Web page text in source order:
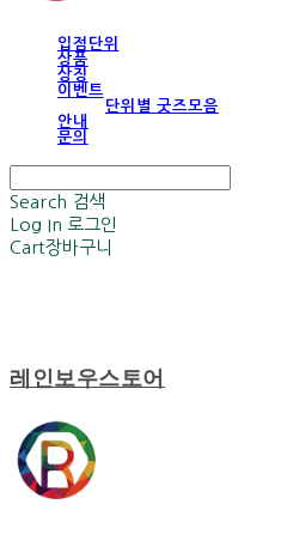
입점단위
상품
상징
이벤트
단위별 굿즈모음
안내
문의
Search 검색
Log In 로그인
Cart장바구니
레인보우스토어